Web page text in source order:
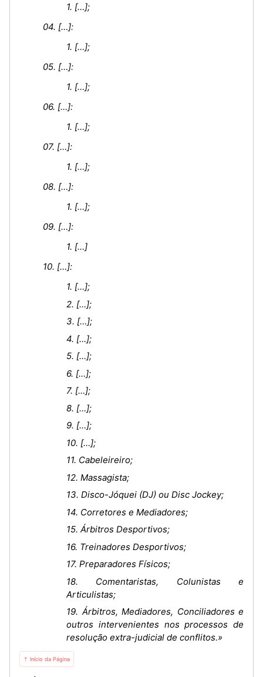
1. […];
04. […]:
1. […];
05. […]:
1. […];
06. […]:
1. […];
07. […]:
1. […];
08. […]:
1. […];
09. […]:
1. […]
10. […]:
1. […];
2. […];
3. […];
4. […];
5. […];
6. […];
7. […];
8. […];
9. […];
10. […];
11. Cabeleireiro;
12. Massagista;
13. Disco-Jóquei (DJ) ou Disc Jockey;
14. Corretores e Mediadores;
15. Árbitros Desportivos;
16. Treinadores Desportivos;
17. Preparadores Físicos;
18. Comentaristas, Colunistas e
Articulistas;
19. Árbitros, Mediadores, Conciliadores e
outros intervenientes nos processos de
resolução extra-judicial de conflitos.»
⇡ Início da Página